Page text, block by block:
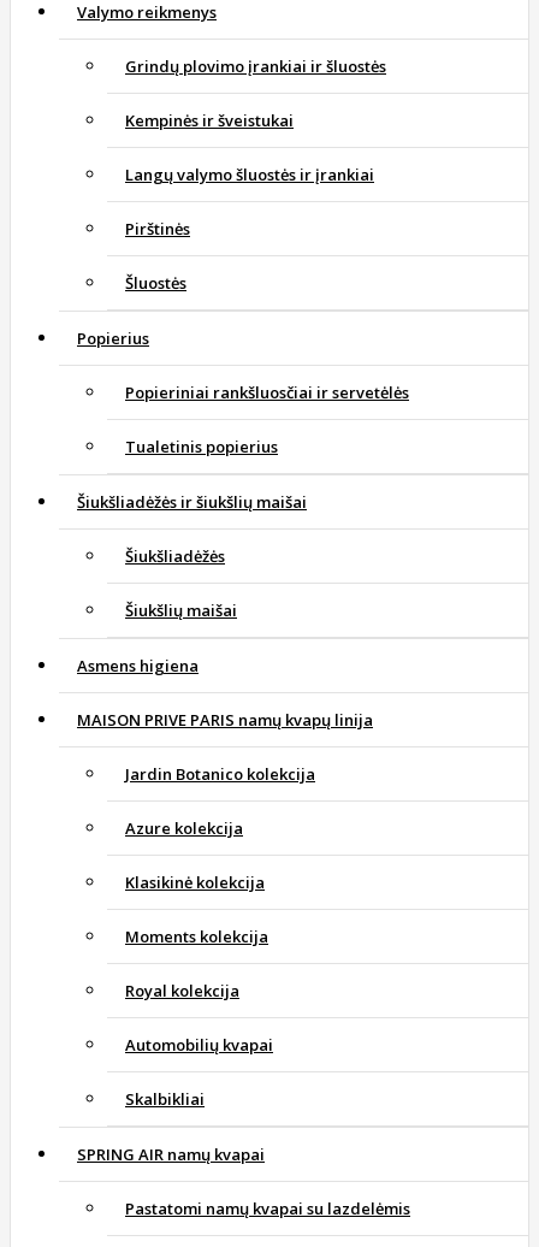
Valymo reikmenys
Grindų plovimo įrankiai ir šluostės
Kempinės ir šveistukai
Langų valymo šluostės ir įrankiai
Pirštinės
Šluostės
Popierius
Popieriniai rankšluosčiai ir servetėlės
Tualetinis popierius
Šiukšliadėžės ir šiukšlių maišai
Šiukšliadėžės
Šiukšlių maišai
Asmens higiena
MAISON PRIVE PARIS namų kvapų linija
Jardin Botanico kolekcija
Azure kolekcija
Klasikinė kolekcija
Moments kolekcija
Royal kolekcija
Automobilių kvapai
Skalbikliai
SPRING AIR namų kvapai
Pastatomi namų kvapai su lazdelėmis